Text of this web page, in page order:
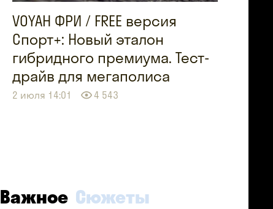
VOYAH ФРИ / FREE версия
Спорт+: Новый эталон
гибридного премиума. Тест-
драйв для мегаполиса
2 июля 14:01 4 543
Важное Сюжеты